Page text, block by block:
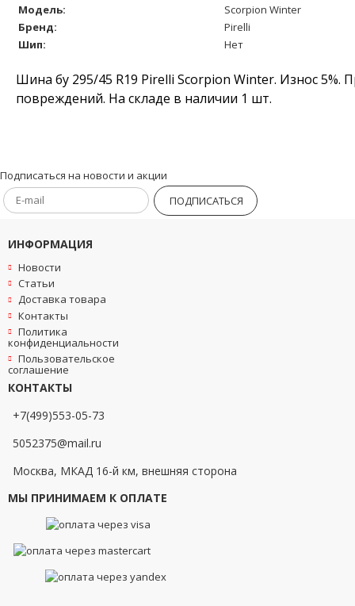
Модель:
Scorpion Winter
Бренд:
Pirelli
Шип:
Нет
Шина бу 295/45 R19 Pirelli Scorpion Winter. Износ 5%.
повреждений. На складе в наличии 1 шт.
Подписаться на новости и акции
ПОДПИСАТЬСЯ
ИНФОРМАЦИЯ
Новости
Статьи
Доставка товара
Контакты
Политика
конфиденциальности
Пользовательское
соглашение
КОНТАКТЫ
+7(499)553-05-73
5052375@mail.ru
Москва, МКАД 16-й км, внешняя сторона
МЫ ПРИНИМАЕМ К ОПЛАТЕ